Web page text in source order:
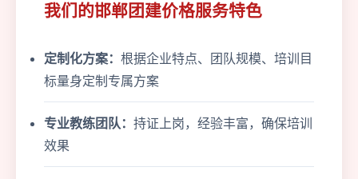
我们的邯郸团建价格服务特色
定制化方案： 根据企业特点、团队规模、培训目
标量身定制专属方案
专业教练团队： 持证上岗，经验丰富，确保培训
效果